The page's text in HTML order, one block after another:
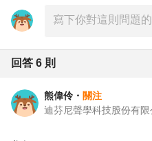
回答 6 則
熊偉伶 ・ 關注